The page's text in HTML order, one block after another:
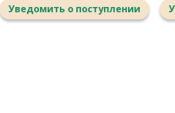
Уведомить о поступлении